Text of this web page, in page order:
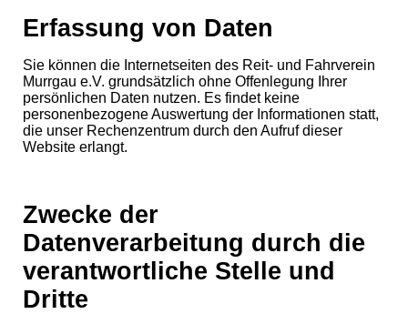
Erfassung von Daten
Sie können die Internetseiten des Reit- und Fahrverein
Murrgau e.V. grundsätzlich ohne Offenlegung Ihrer
persönlichen Daten nutzen. Es findet keine
personenbezogene Auswertung der Informationen statt,
die unser Rechenzentrum durch den Aufruf dieser
Website erlangt.
Zwecke der
Datenverarbeitung durch die
verantwortliche Stelle und
Dritte